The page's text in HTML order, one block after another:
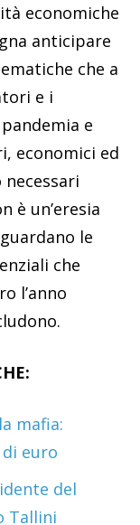
economiche
anticipare
che a
e i
e
economici ed
necessari
è un’eresia
le
che
l’anno
mafia:
euro
del
Tallini